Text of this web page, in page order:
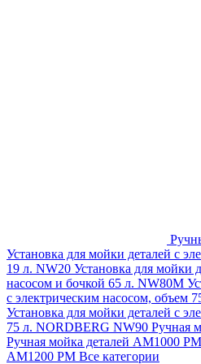
Установка для мойки деталей с
19 л. NW20 Установка для мойки
насосом и бочкой 65 л. NW80M
с электрическим насосом, объем
Установка для мойки деталей с
75 л. NORDBERG NW90 Ручная
Ручная мойка деталей АМ1000 РМ
АМ1200 РМ Все категории